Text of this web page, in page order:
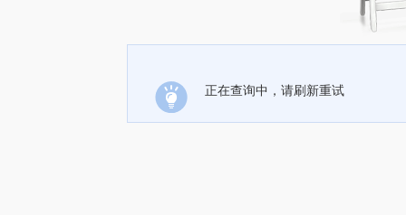
正在查询中，请刷新重试